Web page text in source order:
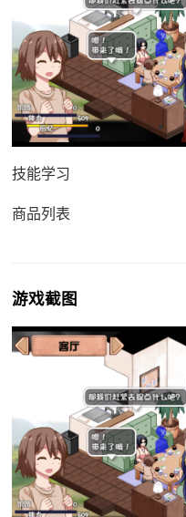
技能学习
商品列表
游戏截图